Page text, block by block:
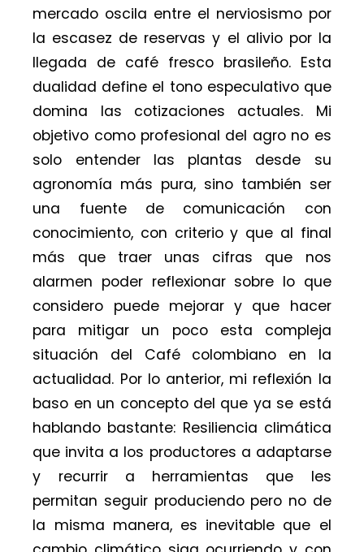
mercado oscila entre el nerviosismo por
la escasez de reservas y el alivio por la
llegada de café fresco brasileño. Esta
dualidad define el tono especulativo que
domina las cotizaciones actuales. Mi
objetivo como profesional del agro no es
solo entender las plantas desde su
agronomía más pura, sino también ser
una fuente de comunicación con
conocimiento, con criterio y que al final
más que traer unas cifras que nos
alarmen poder reflexionar sobre lo que
considero puede mejorar y que hacer
para mitigar un poco esta compleja
situación del Café colombiano en la
actualidad. Por lo anterior, mi reflexión la
baso en un concepto del que ya se está
hablando bastante: Resiliencia climática
que invita a los productores a adaptarse
y recurrir a herramientas que les
permitan seguir produciendo pero no de
la misma manera, es inevitable que el